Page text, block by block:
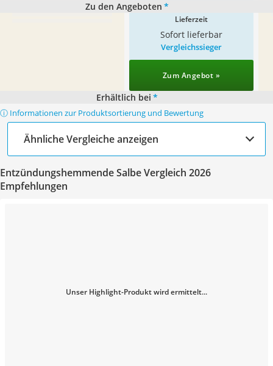
Zu den Angeboten *
Lieferzeit
Sofort lieferbar
Vergleichssieger
Zum Angebot »
Erhältlich bei *
ⓘ Informationen zur Produktsortierung und Bewertung
Ähnliche Vergleiche anzeigen
Entzündungshemmende Salbe Vergleich 2026
Empfehlungen
Unser Highlight-Produkt wird ermittelt...